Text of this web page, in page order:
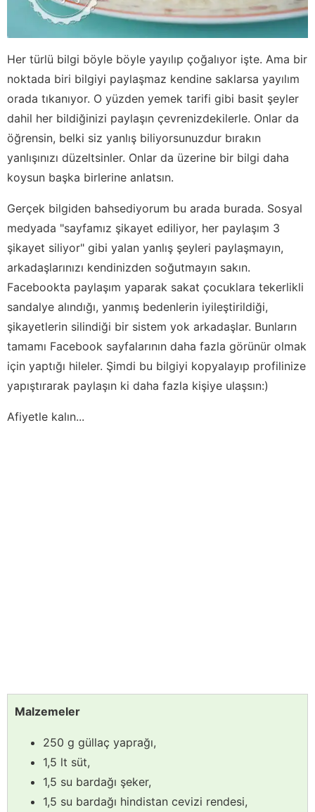
Her türlü bilgi böyle böyle yayılıp çoğalıyor işte. Ama bir
noktada biri bilgiyi paylaşmaz kendine saklarsa yayılım
orada tıkanıyor. O yüzden yemek tarifi gibi basit şeyler
dahil her bildiğinizi paylaşın çevrenizdekilerle. Onlar da
öğrensin, belki siz yanlış biliyorsunuzdur bırakın
yanlışınızı düzeltsinler. Onlar da üzerine bir bilgi daha
koysun başka birlerine anlatsın.
Gerçek bilgiden bahsediyorum bu arada burada. Sosyal
medyada "sayfamız şikayet ediliyor, her paylaşım 3
şikayet siliyor" gibi yalan yanlış şeyleri paylaşmayın,
arkadaşlarınızı kendinizden soğutmayın sakın.
Facebookta paylaşım yaparak sakat çocuklara tekerlikli
sandalye alındığı, yanmış bedenlerin iyileştirildiği,
şikayetlerin silindiği bir sistem yok arkadaşlar. Bunların
tamamı Facebook sayfalarının daha fazla görünür olmak
için yaptığı hileler. Şimdi bu bilgiyi kopyalayıp profilinize
yapıştırarak paylaşın ki daha fazla kişiye ulaşsın:)
Afiyetle kalın...
Malzemeler
250 g güllaç yaprağı,
1,5 lt süt,
1,5 su bardağı şeker,
1,5 su bardağı hindistan cevizi rendesi,